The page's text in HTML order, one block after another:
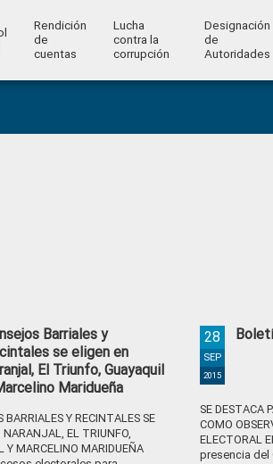
Rendición
de
cuentas
Lucha
contra la
corrupción
Designación
de
Autoridades
Barriales y
se eligen en
El Triunfo, Guayaquil
Maridueña
BARRIALES Y RECINTALES SE
NARANJAL, EL TRIUNFO,
Y MARCELINO MARIDUEÑA
28
SEP
2015
SE DESTACA
COMO
ELECTORAL
presencia del